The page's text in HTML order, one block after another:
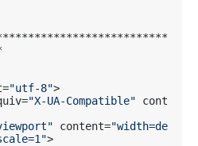
"utf-8">
"X-UA-Compatible" cont
content="width=de
>